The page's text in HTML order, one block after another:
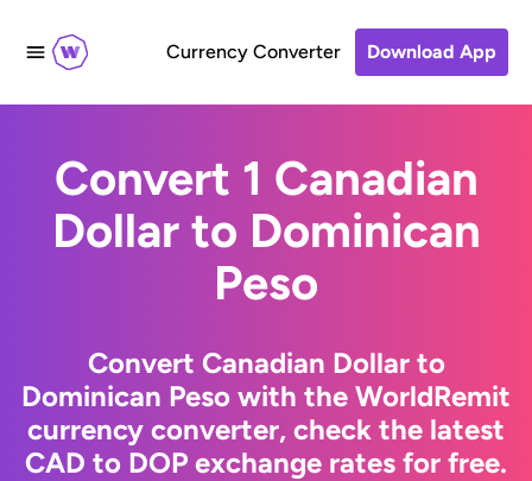
Currency Converter Download App
Convert 1 Canadian
Dollar to Dominican
Peso
Convert Canadian Dollar to
Dominican Peso with the WorldRemit
currency converter, check the latest
CAD to DOP exchange rates for free.